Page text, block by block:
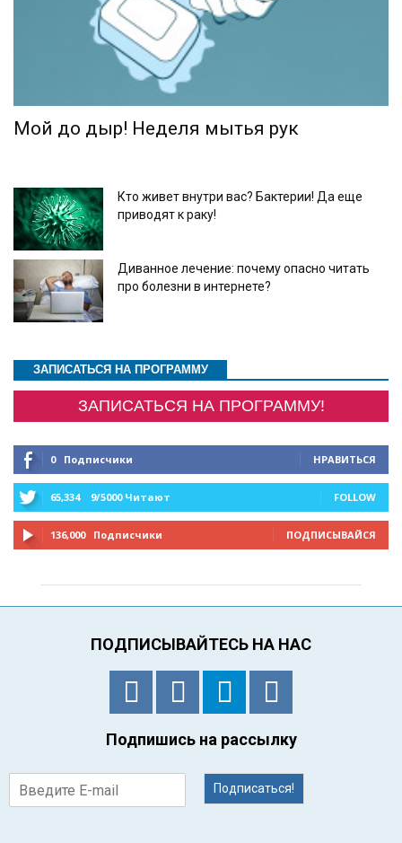
Мой до дыр! Неделя мытья рук
Кто живет внутри вас? Бактерии! Да еще
приводят к раку!
Диванное лечение: почему опасно читать
про болезни в интернете?
ЗАПИСАТЬСЯ НА ПРОГРАММУ
ЗАПИСАТЬСЯ НА ПРОГРАММУ!
0 Подписчики НРАВИТЬСЯ
65,334 9/5000 Читают FOLLOW
136,000 Подписчики ПОДПИСЫВАЙСЯ
ПОДПИСЫВАЙТЕСЬ НА НАС
Подпишись на рассылку
Подписаться!